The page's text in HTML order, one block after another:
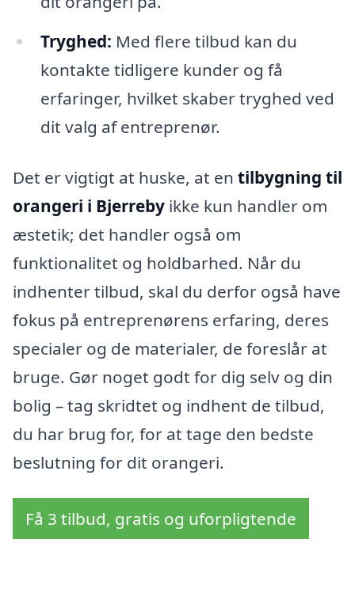
Tryghed: Med flere tilbud kan du
kontakte tidligere kunder og få
erfaringer, hvilket skaber tryghed ved
dit valg af entreprenør.
Det er vigtigt at huske, at en tilbygning til
orangeri i Bjerreby ikke kun handler om
æstetik; det handler også om
funktionalitet og holdbarhed. Når du
indhenter tilbud, skal du derfor også have
fokus på entreprenørens erfaring, deres
specialer og de materialer, de foreslår at
bruge. Gør noget godt for dig selv og din
bolig – tag skridtet og indhent de tilbud,
du har brug for, for at tage den bedste
beslutning for dit orangeri.
Få 3 tilbud, gratis og uforpligtende